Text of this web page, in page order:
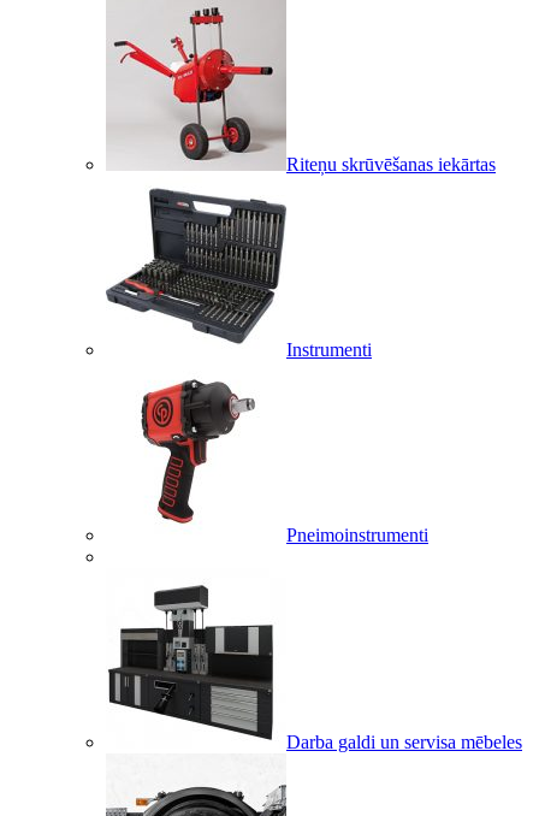
Riteņu skrūvēšanas iekārtas
Instrumenti
Pneimoinstrumenti
Darba galdi un servisa mēbeles